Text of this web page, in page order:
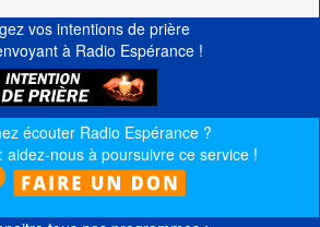
vos intentions de prière
à Radio Espérance !
écouter Radio Espérance ?
aidez-nous à poursuivre ce service !